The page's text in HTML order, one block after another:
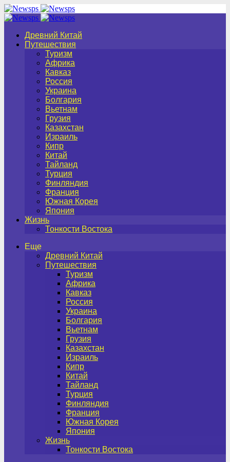
Древний Китай
Путешествия
Туризм
Африка
Кавказ
Россия
Украина
Болгария
Вьетнам
Грузия
Казахстан
Израиль
Кипр
Китай
Тайланд
Турция
Финляндия
Франция
Южная Корея
Япония
Жизнь
Тонкости Востока
Еще
Древний Китай
Путешествия
Туризм
Африка
Кавказ
Россия
Украина
Болгария
Вьетнам
Грузия
Казахстан
Израиль
Кипр
Китай
Тайланд
Турция
Финляндия
Франция
Южная Корея
Япония
Жизнь
Тонкости Востока